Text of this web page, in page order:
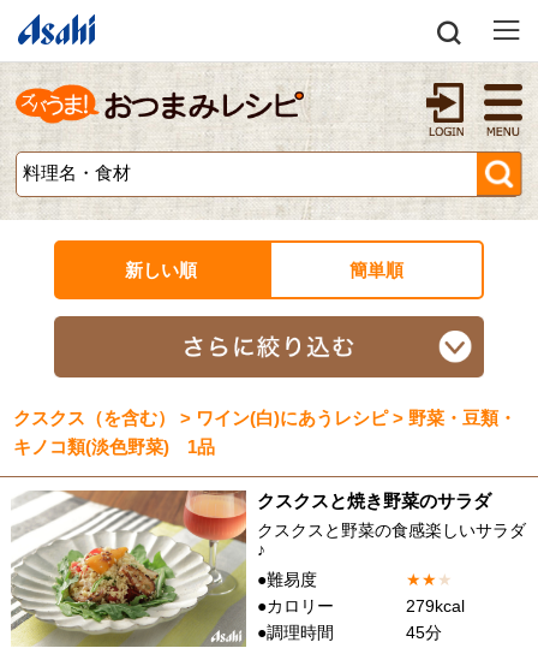
新しい順 簡単順
クスクス（を含む） > ワイン(白)にあうレシピ > 野菜・豆類・
キノコ類(淡色野菜) 1品
クスクスと焼き野菜のサラダ
クスクスと野菜の食感楽しいサラダ
♪
●難易度
★★★
●カロリー
279kcal
●調理時間
45分